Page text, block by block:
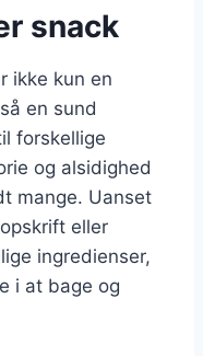
snack
ikke kun en
en sund
forskellige
og alsidighed
mange. Uanset
eller
ingredienser,
i at bage og